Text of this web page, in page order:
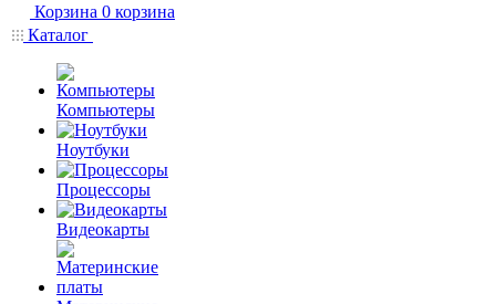
Корзина 0 корзина
Каталог
Компьютеры
Ноутбуки
Процессоры
Видеокарты